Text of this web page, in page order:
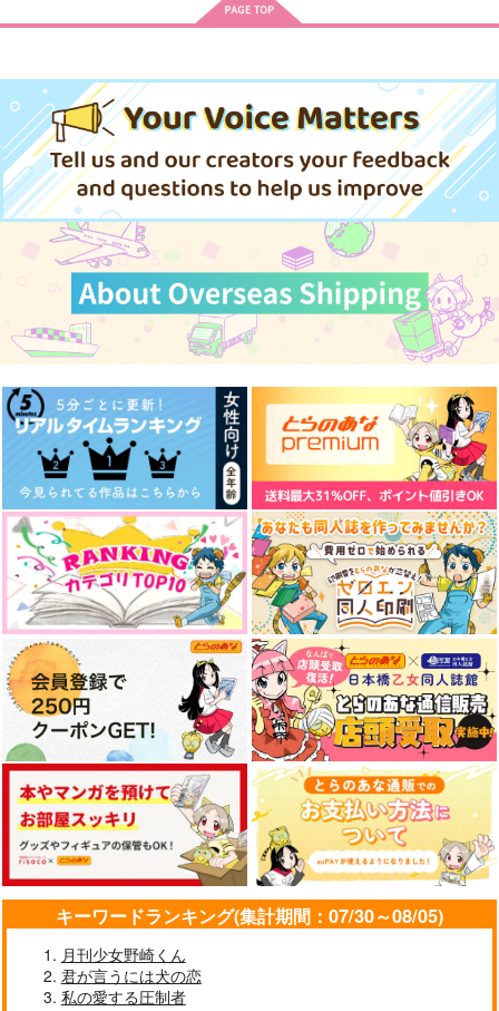
キーワードランキング(集計期間：07/30～08/05)
月刊少女野崎くん
君が言うには犬の恋
私の愛する圧制者